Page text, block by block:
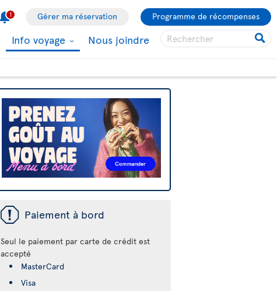
1 Gérer ma réservation Programme de récompenses
Info voyage Nous joindre
ü Paiement à bord
Seul le paiement par carte de crédit est
accepté
MasterCard
Visa